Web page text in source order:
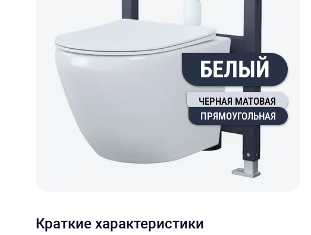
БЕЛЫЙ
ЧЕРНАЯ МАТОВАЯ
ПРЯМОУГОЛЬНАЯ
Краткие характеристики